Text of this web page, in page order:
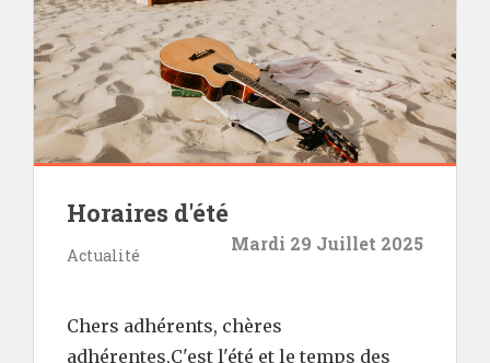
Horaires d'été
Actualité
Mardi 29 Juillet 2025
Chers adhérents, chères
adhérentes,C'est l'été et le temps des